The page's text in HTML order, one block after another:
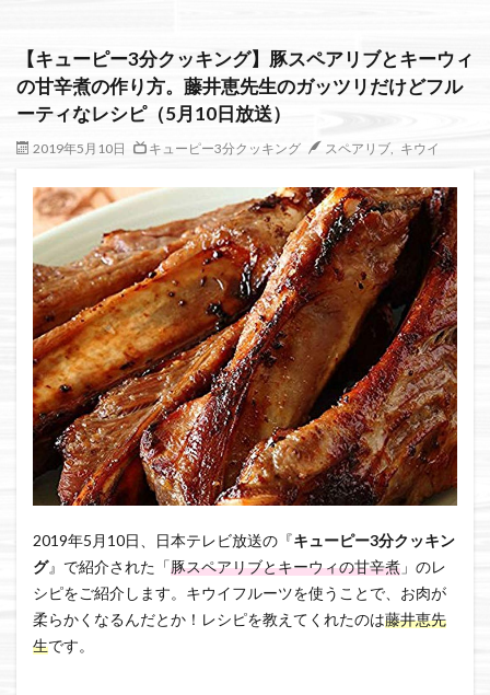
【キューピー3分クッキング】豚スペアリブとキーウィ
の甘辛煮の作り方。藤井恵先生のガッツリだけどフル
ーティなレシピ（5月10日放送）
2019年5月10日 キューピー3分クッキング スペアリブ, キウイ
2019年5月10日、日本テレビ放送の『キューピー3分クッキン
グ』で紹介された「豚スペアリブとキーウィの甘辛煮 」のレ
シピをご紹介します。キウイフルーツを使うことで、お肉が
柔らかくなるんだとか！レシピを教えてくれたのは藤井恵先
生です。